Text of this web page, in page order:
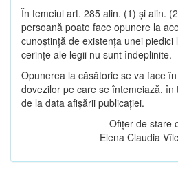
În temeiul art. 285 alin. (1) și alin.
persoană poate face opunere la
cunoștință de existența unei piedici
cerințe ale legii nu sunt îndeplinite.
Opunerea la căsătorie se va face
dovezilor pe care se întemeiază,
de la data afișării publicației.
Ofițer de stare
Elena Claudia